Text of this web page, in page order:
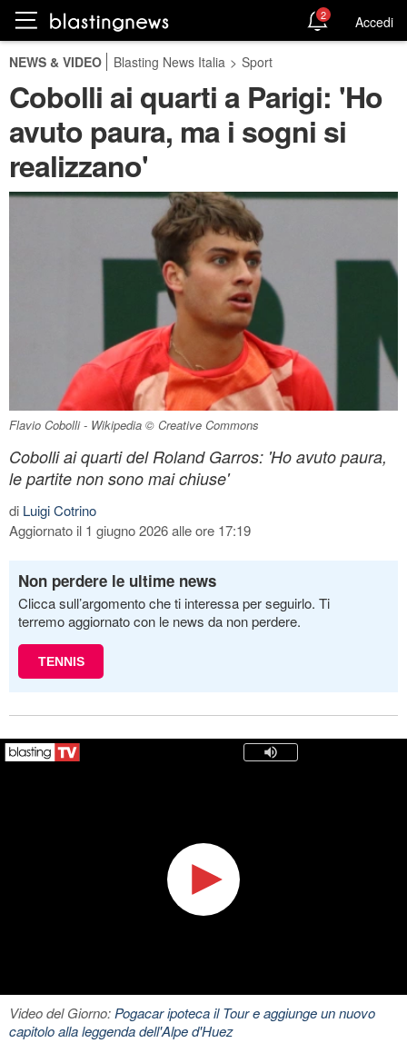
2 Accedi
NEWS & VIDEO Blasting News Italia > Sport
Cobolli ai quarti a Parigi: 'Ho
avuto paura, ma i sogni si
realizzano'
Flavio Cobolli - Wikipedia © Creative Commons
Cobolli ai quarti del Roland Garros: 'Ho avuto paura,
le partite non sono mai chiuse'
di Luigi Cotrino
Aggiornato il 1 giugno 2026 alle ore 17:19
Non perdere le ultime news
Clicca sull’argomento che ti interessa per seguirlo. Ti
terremo aggiornato con le news da non perdere.
TENNIS
Video del Giorno:Pogacar ipoteca il Tour e aggiunge un nuovo
capitolo alla leggenda dell'Alpe d'Huez